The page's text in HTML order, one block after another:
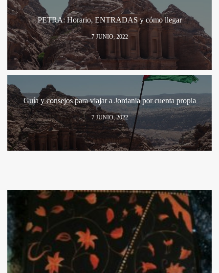
PETRA: Horario, ENTRADAS y cómo llegar
7 JUNIO, 2022
Guía y consejos para viajar a Jordania por cuenta propia
7 JUNIO, 2022